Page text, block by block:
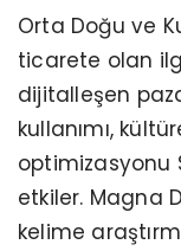
Orta Doğu ve
ticarete olan
dijitalleşen
kullanımı,
optimizasyonu
etkiler. Magna
kelime